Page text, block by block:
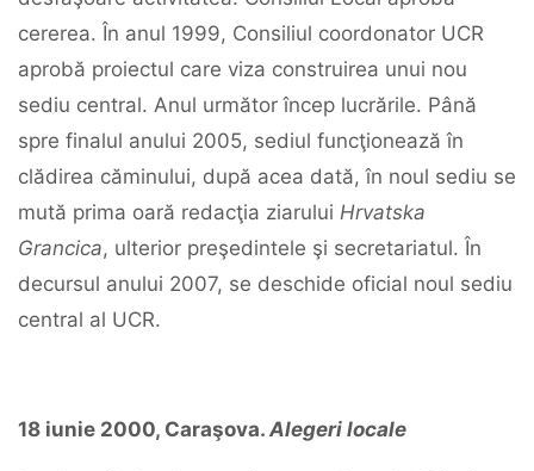
cererea. În anul 1999, Consiliul coordonator UCR
aprobă proiectul care viza construirea unui nou
sediu central. Anul următor încep lucrările. Până
spre finalul anului 2005, sediul funcţionează în
clădirea căminului, după acea dată, în noul sediu se
mută prima oară redacţia ziarului Hrvatska
Grancica, ulterior preşedintele şi secretariatul. În
decursul anului 2007, se deschide oficial noul sediu
central al UCR.
18 iunie 2000, Caraşova. Alegeri locale